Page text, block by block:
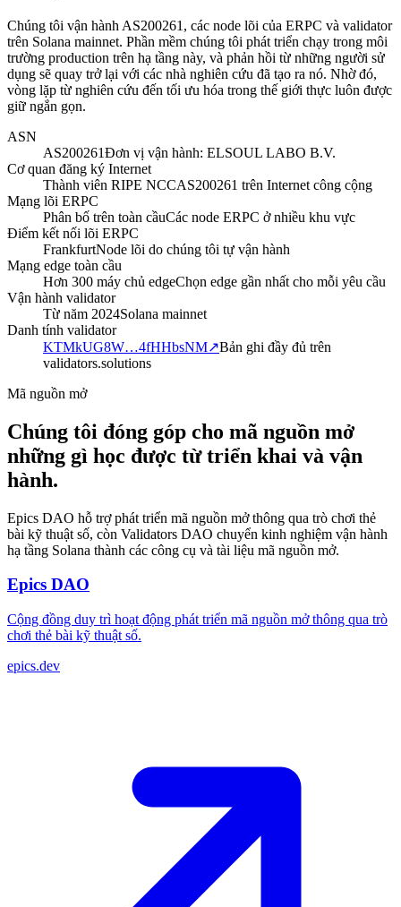
Chúng tôi vận hành AS200261, các node lõi của ERPC và validator
trên Solana mainnet. Phần mềm chúng tôi phát triển chạy trong môi
trường production trên hạ tầng này, và phản hồi từ những người sử
dụng sẽ quay trở lại với các nhà nghiên cứu đã tạo ra nó. Nhờ đó,
vòng lặp từ nghiên cứu đến tối ưu hóa trong thế giới thực luôn được
giữ ngắn gọn.
ASN
AS200261Đơn vị vận hành: ELSOUL LABO B.V.
Cơ quan đăng ký Internet
Thành viên RIPE NCCAS200261 trên Internet công cộng
Mạng lõi ERPC
Phân bố trên toàn cầuCác node ERPC ở nhiều khu vực
Điểm kết nối lõi ERPC
FrankfurtNode lõi do chúng tôi tự vận hành
Mạng edge toàn cầu
Hơn 300 máy chủ edgeChọn edge gần nhất cho mỗi yêu cầu
Vận hành validator
Từ năm 2024Solana mainnet
Danh tính validator
KTMkUG8W…4fHHbsNM↗Bản ghi đầy đủ trên
validators.solutions
Mã nguồn mở
Chúng tôi đóng góp cho mã nguồn mở
những gì học được từ triển khai và vận
hành.
Epics DAO hỗ trợ phát triển mã nguồn mở thông qua trò chơi thẻ
bài kỹ thuật số, còn Validators DAO chuyển kinh nghiệm vận hành
hạ tầng Solana thành các công cụ và tài liệu mã nguồn mở.
Epics DAO
Cộng đồng duy trì hoạt động phát triển mã nguồn mở thông qua trò
chơi thẻ bài kỹ thuật số.
epics.dev